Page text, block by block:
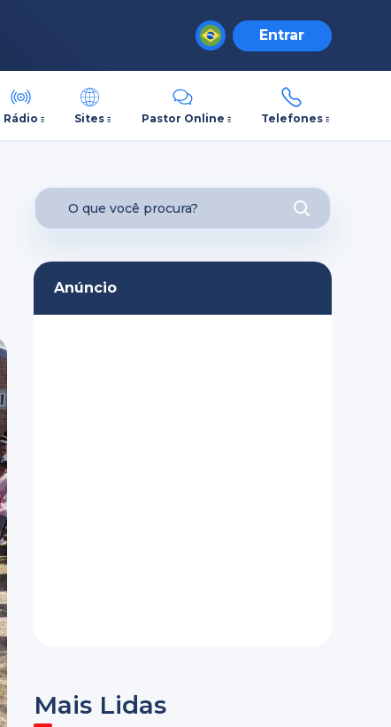
Entrar
Rádio Sites Pastor Online Telefones
Anúncio
Mais Lidas